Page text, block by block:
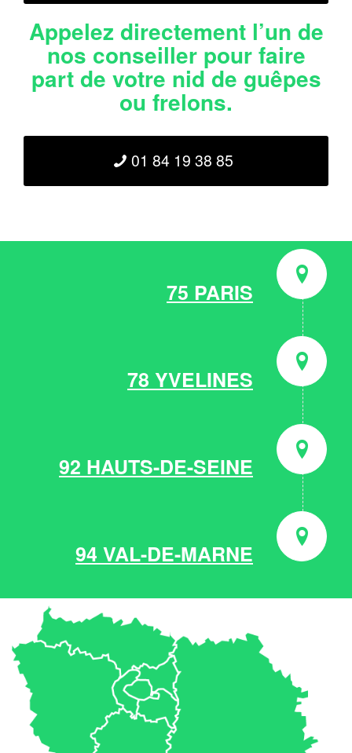
Appelez directementl’un de
nos conseiller pour faire
part de votre nid de guêpes
ou frelons.
01 84 19 38 85
75 PARIS
78 YVELINES
92 HAUTS-DE-SEINE
94 VAL-DE-MARNE